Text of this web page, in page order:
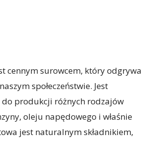
cennym surowcem, który odgrywa
społeczeństwie. Jest
produkcji różnych rodzajów
oleju napędowego i właśnie
jest naturalnym składnikiem,